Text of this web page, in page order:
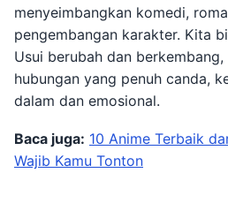
menyeimbangkan komedi,
pengembangan karakter. Kita
Usui berubah dan
hubungan yang penuh canda,
dalam dan emosional.
Baca juga: 10 Anime Terbaik
Wajib Kamu Tonton